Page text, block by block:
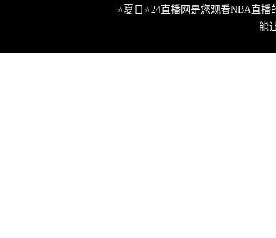
⭐️夏日⭐24直播网是您观看NBA直
能